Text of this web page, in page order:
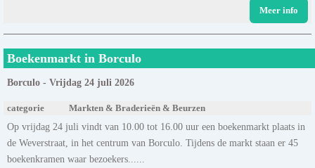
Meer info
Boekenmarkt in Borculo
Borculo - Vrijdag 24 juli 2026
categorie Markten & Braderieën & Beurzen
Op vrijdag 24 juli vindt van 10.00 tot 16.00 uur een boekenmarkt plaats in
de Weverstraat, in het centrum van Borculo. Tijdens de markt staan er 45
boekenkramen waar bezoekers......